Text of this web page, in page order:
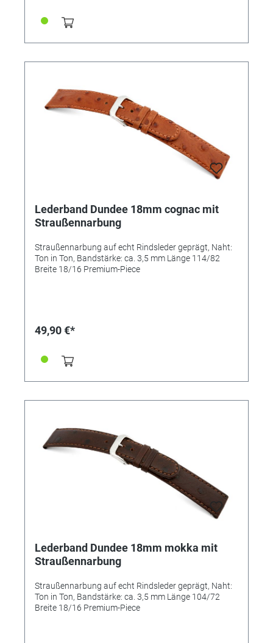
Lederband Dundee 18mm cognac mit
Straußennarbung
Straußennarbung auf echt Rindsleder geprägt, Naht:
Ton in Ton, Bandstärke: ca. 3,5 mm Länge 114/82
Breite 18/16 Premium-Piece
49,90 €*
Lederband Dundee 18mm mokka mit
Straußennarbung
Straußennarbung auf echt Rindsleder geprägt, Naht:
Ton in Ton, Bandstärke: ca. 3,5 mm Länge 104/72
Breite 18/16 Premium-Piece